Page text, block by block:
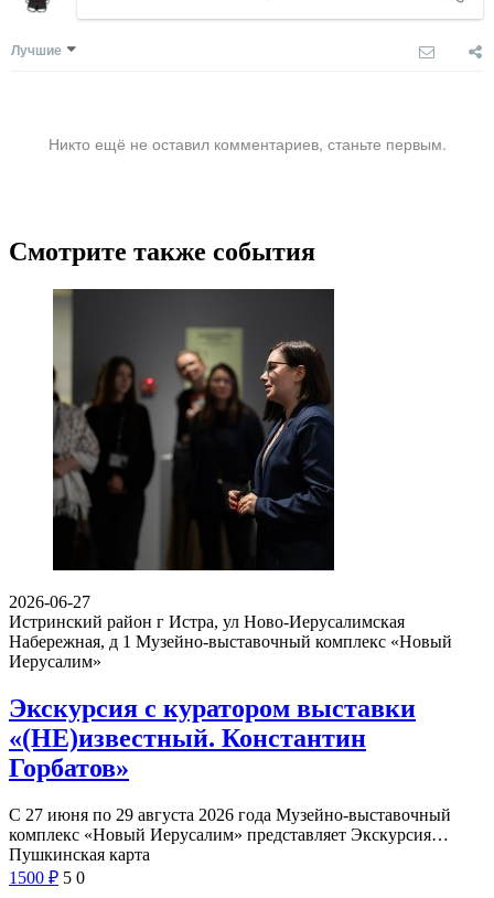
Лучшие
Никто ещё не оставил комментариев, станьте первым.
Смотрите также события
2026-06-27
Истринский район г Истра, ул Ново-Иерусалимская
Набережная, д 1 Музейно-выставочный комплекс «Новый
Иерусалим»
Экскурсия с куратором выставки
«(НЕ)известный. Константин
Горбатов»
С 27 июня по 29 августа 2026 года Музейно-выставочный
комплекс «Новый Иерусалим» представляет Экскурсия…
Пушкинская карта
1500 ₽ 5 0